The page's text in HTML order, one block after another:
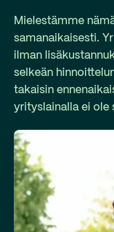
Mielestämme
samanaikaisesti.
ilman
selkeän
takaisin
yrityslainalla ei ole